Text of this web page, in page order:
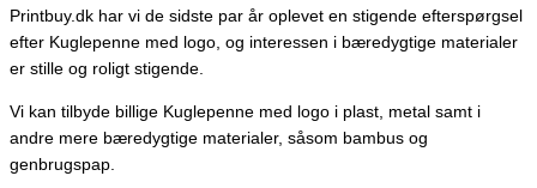
Printbuy.dk har vi de sidste par år oplevet en stigende efterspørgsel
efter Kuglepenne med logo, og interessen i bæredygtige materialer
er stille og roligt stigende.
Vi kan tilbyde billige Kuglepenne med logo i plast, metal samt i
andre mere bæredygtige materialer, såsom bambus og
genbrugspap.